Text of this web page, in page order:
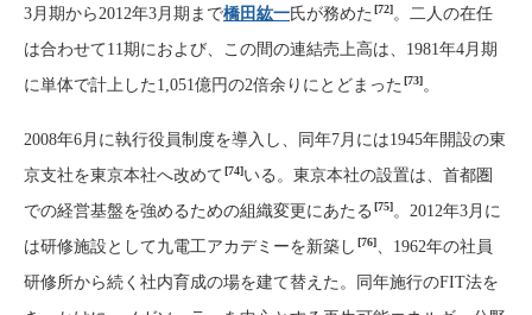
3月期から2012年3月期まで橋田紘一氏が務めた [72]。二人の在任
は合わせて11期におよび、この間の連結売上高は、1981年4月期
に単体で計上した1,051億円の2倍余りにとどまった [73]。
2008年6月に執行役員制度を導入し、同年7月には1945年開設の東
京支社を東京本社へ改めて[74]いる。東京本社の設置は、首都圏
での経営基盤を強めるための組織変更にあたる [75]。2012年3月に
は研修施設として九電工アカデミーを新築し [76]、1962年の社員
研修所から続く社内育成の場を建て替えた。同年施行のFIT法を